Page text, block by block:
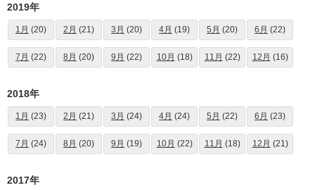
2019年
1月 (20) 2月 (21) 3月 (20) 4月 (19) 5月 (20) 6月 (22)
7月 (22) 8月 (20) 9月 (22) 10月 (18) 11月 (22) 12月 (16)
2018年
1月 (23) 2月 (21) 3月 (24) 4月 (24) 5月 (22) 6月 (23)
7月 (24) 8月 (20) 9月 (19) 10月 (22) 11月 (18) 12月 (21)
2017年